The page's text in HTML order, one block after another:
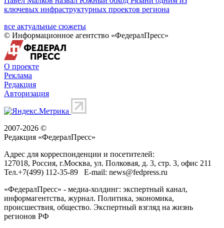
ключевых инфраструктурных проектов региона
все актуальные сюжеты
© Информационное агентство «ФедералПресс»
О проекте
Реклама
Редакция
Авторизация
2007-2026 ©
Редакция «ФедералПресс»
Адрес для корреспонденции и посетителей:
127018, Россия, г.Москва, ул. Полковая, д. 3, стр. 3, офис 211
Тел.+7(499) 112-35-89 E-mail: news@fedpress.ru
«ФедералПресс» - медиа-холдинг: экспертный канал,
информагентства, журнал. Политика, экономика,
происшествия, общество. Экспертный взгляд на жизнь
регионов РФ